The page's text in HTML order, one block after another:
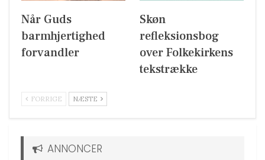
Når Guds
barmhjertighed
forvandler
Skøn
refleksionsbog
over Folkekirkens
tekstrække
FORRIGE NÆSTE
ANNONCER